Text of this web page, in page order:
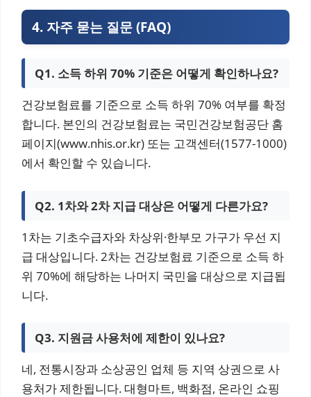
4. 자주 묻는 질문 (FAQ)
Q1. 소득 하위 70% 기준은 어떻게 확인하나요?
건강보험료를 기준으로 소득 하위 70% 여부를 확정
합니다. 본인의 건강보험료는 국민건강보험공단 홈
페이지(www.nhis.or.kr) 또는 고객센터(1577-1000)
에서 확인할 수 있습니다.
Q2. 1차와 2차 지급 대상은 어떻게 다른가요?
1차는 기초수급자와 차상위·한부모 가구가 우선 지
급 대상입니다. 2차는 건강보험료 기준으로 소득 하
위 70%에 해당하는 나머지 국민을 대상으로 지급됩
니다.
Q3. 지원금 사용처에 제한이 있나요?
네, 전통시장과 소상공인 업체 등 지역 상권으로 사
용처가 제한됩니다. 대형마트, 백화점, 온라인 쇼핑